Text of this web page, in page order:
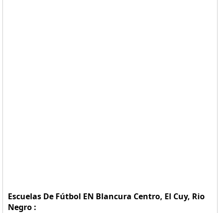
Escuelas De Fútbol EN Blancura Centro, El Cuy, Rio
Negro :